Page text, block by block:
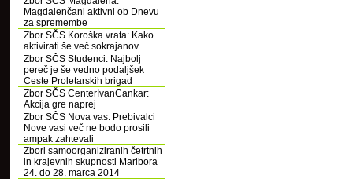
Magdalenčani aktivni ob Dnevu
za spremembe
Zbor SČS Koroška vrata: Kako
aktivirati še več sokrajanov
Zbor SČS Studenci: Najbolj
pereč je še vedno podaljšek
Ceste Proletarskih brigad
Zbor SČS CenterIvanCankar:
Akcija gre naprej
Zbor SČS Nova vas: Prebivalci
Nove vasi več ne bodo prosili
ampak zahtevali
Zbori samoorganiziranih četrtnih
in krajevnih skupnosti Maribora
24. do 28. marca 2014